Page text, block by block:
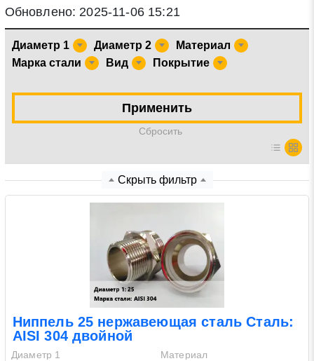
Обновлено: 2025-11-06 15:21
Диаметр 1 Диаметр 2
Материал
Марка стали
Вид Покрытие
Применить
Cбросить
Скрыть фильтр
Ниппель 25 нержавеющая сталь Сталь:
AISI 304 двойной
Диаметр 1
Материал
Отправить заявку
Нажимая на кнопку «Отправить заявку» Вы даете
соответствии со статьей 9 Федерального закона от 27
июля 2006 г. N 152-ФЗ «О персональных данных», а
также соглашаетесь на информационную рассылку по